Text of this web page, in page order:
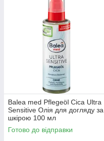
Balea med Pflegeöl Cica Ultra
Sensitive Олія для догляду за
шкірою 100 мл
Готово до відправки